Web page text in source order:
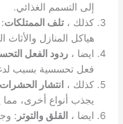
إلى التسمم الغذائي.
كذلك ،تلف الممتلكات
هياكل المنازل والأثاث
ايضا ،ردود الفعل
فعل تحسسية بسبب
كذلك ، انتشار الحشرات
يجذب أنواع أخرى،
ايضا ، القلق والتوتر :